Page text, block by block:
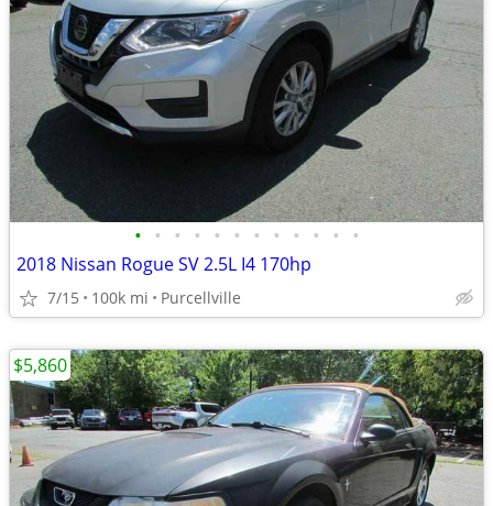
• • • • • • • • • • • •
2018 Nissan Rogue SV 2.5L I4 170hp
7/15 100k mi Purcellville
$5,860